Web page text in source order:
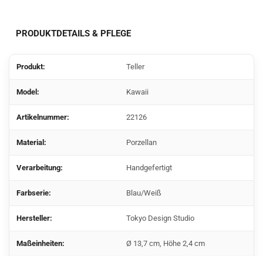
PRODUKTDETAILS & PFLEGE
Produkt: Teller
Model: Kawaii
Artikelnummer: 22126
Material: Porzellan
Verarbeitung: Handgefertigt
Farbserie: Blau/Weiß
Hersteller: Tokyo Design Studio
Maßeinheiten: Ø 13,7 cm, Höhe 2,4 cm